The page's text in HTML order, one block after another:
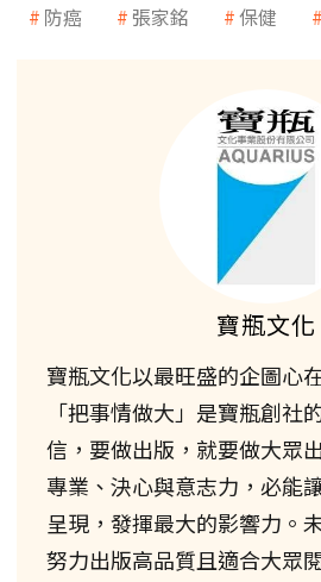
防癌
張家銘 保健
寶瓶文化
寶瓶文化以最旺盛的企圖心
「把事情做大」是寶瓶創社
信，要做出版，就要做大眾
專業、決心與意志力，必能
呈現，發揮最大的影響力。
努力出版高品質且適合大眾